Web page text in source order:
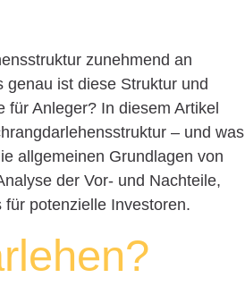
zunehmend an
genau ist diese Struktur und
für Anleger? In diesem Artikel
– und was
allgemeinen Grundlagen von
der Vor- und Nachteile,
potenzielle Investoren.